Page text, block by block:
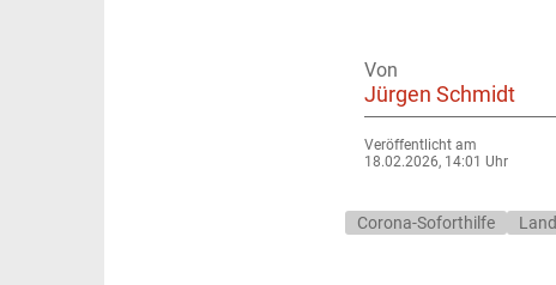
Von
Jürgen Schmidt
Veröffentlicht am
18.02.2026, 14:01 Uhr
Corona-Soforthilfe